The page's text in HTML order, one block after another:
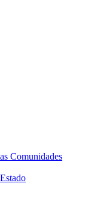
Comunidades